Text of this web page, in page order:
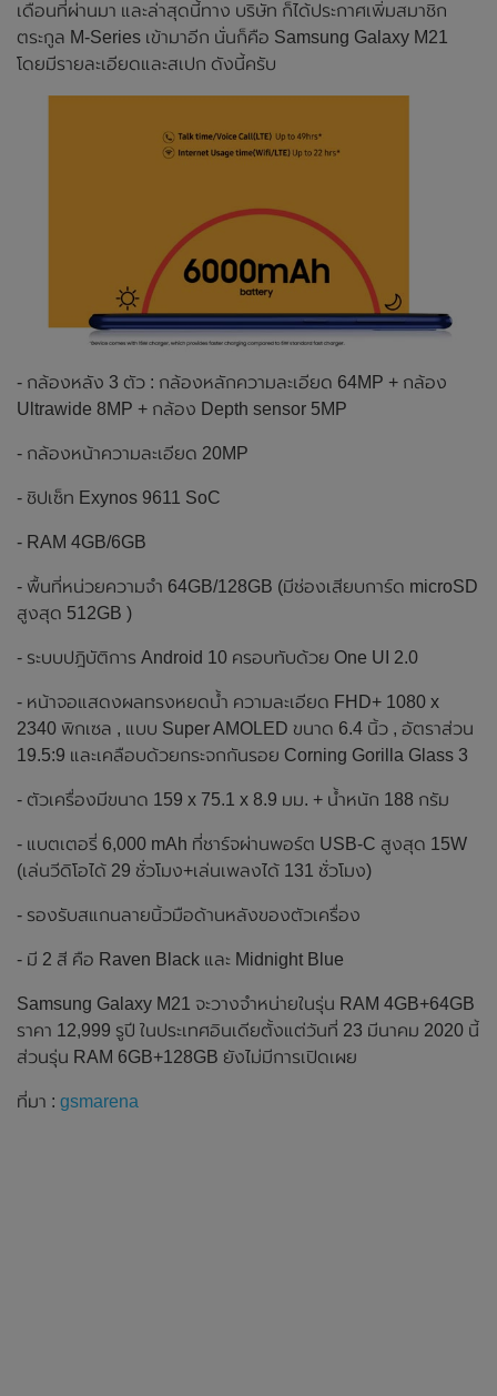
เดือนที่ผ่านมา และล่าสุดนี้ทาง บริษัท ก็ได้ประกาศเพิ่มสมาชิก
ตระกูล M-Series เข้ามาอีก นั่นก็คือ Samsung Galaxy M21
โดยมีรายละเอียดและสเปก ดังนี้ครับ
- กล้องหลัง 3 ตัว : กล้องหลักความละเอียด 64MP + กล้อง
Ultrawide 8MP + กล้อง Depth sensor 5MP
- กล้องหน้าความละเอียด 20MP
- ชิปเซ็ท Exynos 9611 SoC
- RAM 4GB/6GB
- พื้นที่หน่วยความจำ 64GB/128GB (มีช่องเสียบการ์ด microSD
สูงสุด 512GB )
- ระบบปฎิบัติการ Android 10 ครอบทับด้วย One UI 2.0
- หน้าจอแสดงผลทรงหยดน้ำ ความละเอียด FHD+ 1080 x
2340 พิกเซล , แบบ Super AMOLED ขนาด 6.4 นิ้ว , อัตราส่วน
19.5:9 และเคลือบด้วยกระจกกันรอย Corning Gorilla Glass 3
- ตัวเครื่องมีขนาด 159 x 75.1 x 8.9 มม. + น้ำหนัก 188 กรัม
- แบตเตอรี่ 6,000 mAh ที่ชาร์จผ่านพอร์ต USB-C สูงสุด 15W
(เล่นวีดิโอได้ 29 ชั่วโมง+เล่นเพลงได้ 131 ชั่วโมง)
- รองรับสแกนลายนิ้วมือด้านหลังของตัวเครื่อง
- มี 2 สี คือ Raven Black และ Midnight Blue
Samsung Galaxy M21 จะวางจำหน่ายในรุ่น RAM 4GB+64GB
ราคา 12,999 รูปี ในประเทศอินเดียตั้งแต่วันที่ 23 มีนาคม 2020 นี้
ส่วนรุ่น RAM 6GB+128GB ยังไม่มีการเปิดเผย
ที่มา : gsmarena